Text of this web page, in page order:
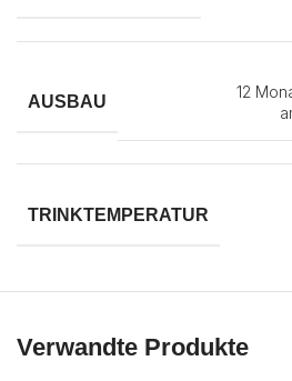
AUSBAU
12
TRINKTEMPERATUR
Verwandte Produkte